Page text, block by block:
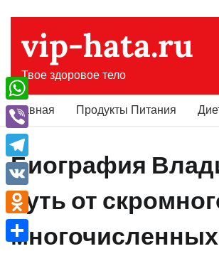
содержимому
vip-hata.ru
Твое здоровое тело
Главная Продукты Питания
Биография
путь от
WhatsApp
Viber
Telegram
VK
Odnoklassniki